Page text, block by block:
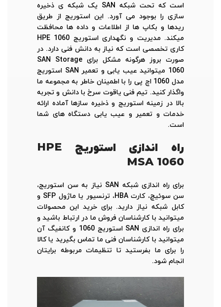
است که تحت شبکه SAN یک شبکه ی ذخیره
سازی را بوجود می آورد. این استوریج از طریق
ریدها و بکاپ ها از اطلاعات و داده ها محافظت
میکند. مدیریت و نگهداری استوریج HPE 1060
کاری تخصصی است که نیاز به دانش فنی دارد. در
صورت بروز هرگونه مشکل برای SAN Storage
1060 میتوانید عیب یابی و تعمیر SAN استوریج
مدل 1060 اچ پی را با اطمینان خاطر به مجموعه ما
واگذار کنید. تیم فنی یاقوت سرخ با دانش و تجربه
بالا در زمینه استوریج و ذخیره سازها آماده ارائه
خدمات و تعمیر و عیب یابی دستگاه های شما
است.
راه اندازی استوریج
HPE
MSA 1060
برای راه اندازی شبکه SAN نیاز به سن استوریج،
سن سوئیچ، کارت HBA، ترنسیور یا ماژول SFP و
کابل شبکه نیاز دارید. برای خرید این محصولات
میتوانید با کارشناسان فروش ما در ارتباط باشید و
برای راه اندازی SAN استوریج 1060 و کانفیگ آن
میتوانید با کارشناسان فنی ما تماس بگیرید یا کالا
را برای ما بفرستید تا تنظیمات مربوطه برایتان
انجام شود.